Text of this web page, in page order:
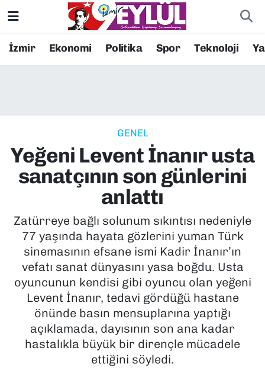
İzmir Ekonomi Politika Spor Teknoloji
GENEL
Yeğeni Levent İnanır usta
sanatçının son günlerini
anlattı
Zatürreye bağlı solunum sıkıntısı nedeniyle
77 yaşında hayata gözlerini yuman Türk
sinemasının efsane ismi Kadir İnanır’ın
vefatı sanat dünyasını yasa boğdu. Usta
oyuncunun kendisi gibi oyuncu olan yeğeni
Levent İnanır, tedavi gördüğü hastane
önünde basın mensuplarına yaptığı
açıklamada, dayısının son ana kadar
hastalıkla büyük bir dirençle mücadele
ettiğini söyledi.
Resmi İlanlar
EKONOMİ
KÜLTÜR SANAT
MAGAZİN
POLİTİKA
SAĞLIK
SPOR
TEKNOLOJİ
Konak Nöbetçi Eczaneler
Süper Lig Puan Durumu ve Fikstür
Tüm Manşetler
Son Dakika Haberleri
Haber Arşivi